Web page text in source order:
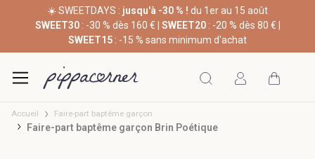
☀️ SWEETDAYS : jusqu'à -30 % ! du 1er au 15 août
SWEET30: -30 % dès 160 € | SWEET20: -20 % dès 80 € |
SWEET15 : -15 % sans minimum d'achat
Accueil Faire-part baptême garçon
Faire-part baptême garçon Brin Poétique